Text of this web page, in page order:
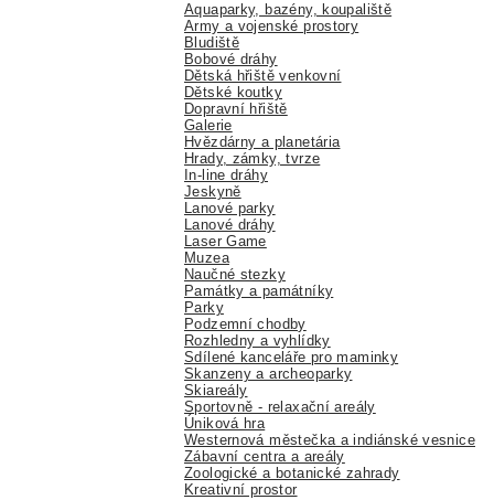
Aquaparky, bazény, koupaliště
Army a vojenské prostory
Bludiště
Bobové dráhy
Dětská hřiště venkovní
Dětské koutky
Dopravní hřiště
Galerie
Hvězdárny a planetária
Hrady, zámky, tvrze
In-line dráhy
Jeskyně
Lanové parky
Lanové dráhy
Laser Game
Muzea
Naučné stezky
Památky a památníky
Parky
Podzemní chodby
Rozhledny a vyhlídky
Sdílené kanceláře pro maminky
Skanzeny a archeoparky
Skiareály
Sportovně - relaxační areály
Úniková hra
Westernová městečka a indiánské vesnice
Zábavní centra a areály
Zoologické a botanické zahrady
Kreativní prostor